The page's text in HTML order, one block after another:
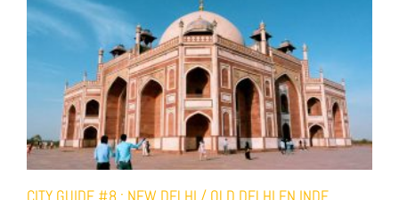
CITY GUIDE #8 : NEW DELHI / OLD DELHI EN INDE